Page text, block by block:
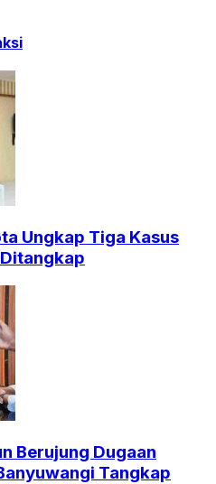
Ungkap Tiga Kasus
Berujung Dugaan
Tangkap